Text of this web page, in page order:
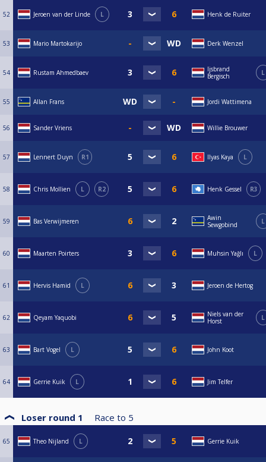
52 Jeroen van der Linde L Henk de Ruiter
53 Mario Martokarijo Derk Wenzel
54 Rustam Ahmedbaev
Ijsbrand
Bergisch
L
55 Allan Frans Jordi Wattimena
56 Sander Vriens Willie Brouwer
57 Lennert Duyn R1 Ilyas Kaya L
58 Chris Mollien L R2 Henk Gessel R3
59 Bas Verwijmeren
Awin
Sewgobind
L
60 Maarten Poirters Muhsin Yağlı L
61 Hervis Hamid L Jeroen de Hertog
62 Qeyam Yaquobi
Niels van der
Horst
L
63 Bart Vogel L John Koot
64 Gerrie Kuik L Jim Telfer
Loser round 1 Race to 5
65 Theo Nijland L Gerrie Kuik